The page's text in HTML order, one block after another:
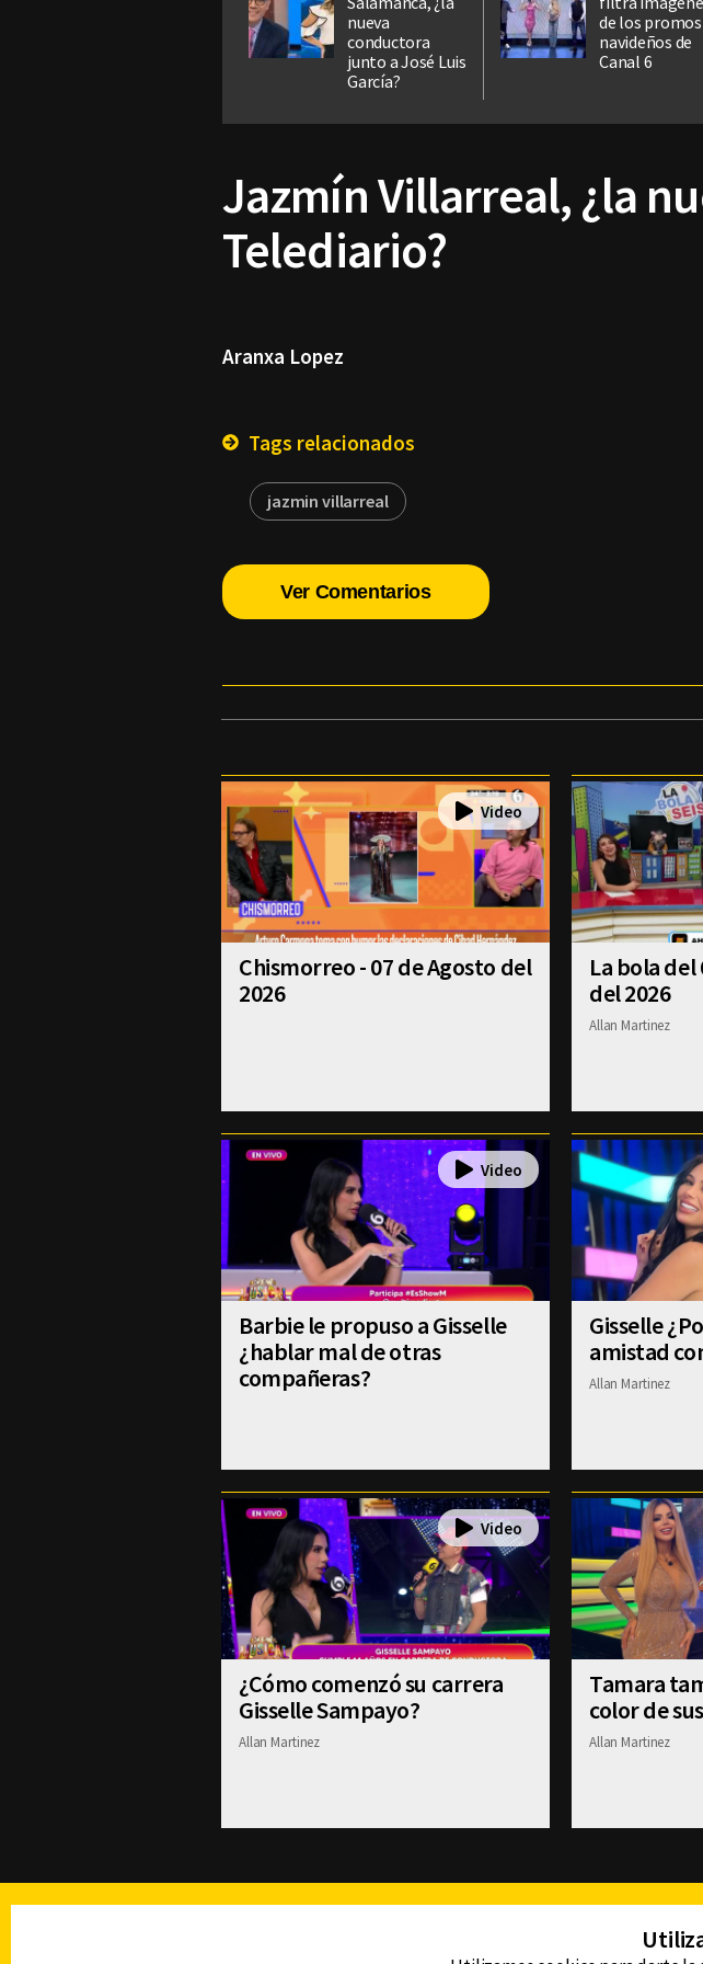
nueva
conductora
junto a José Luis
García?
de los promos
navideños de
Canal 6
Jazmín Villarreal, ¿la
Telediario?
Aranxa Lopez
Tags relacionados
jazmin villarreal
Ver Comentarios
Chismorreo - 07 de Agosto del
2026
La bola del
del 2026
Allan Martinez
Barbie le propuso a Gisselle
¿hablar mal de otras
compañeras?
Gisselle
amistad
Allan Martinez
¿Cómo comenzó su carrera
Gisselle Sampayo?
Allan Martinez
Tamara
color de
Allan Martinez